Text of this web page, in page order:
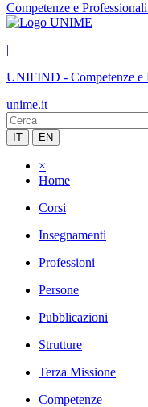
Competenze e
|
UNIFIND - Competenze e
unime.it
IT EN
×
Home
Corsi
Insegnamenti
Professioni
Persone
Pubblicazioni
Strutture
Terza Missione
Competenze